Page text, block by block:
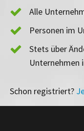
Alle
Personen im
Stets über
Schon registriert?